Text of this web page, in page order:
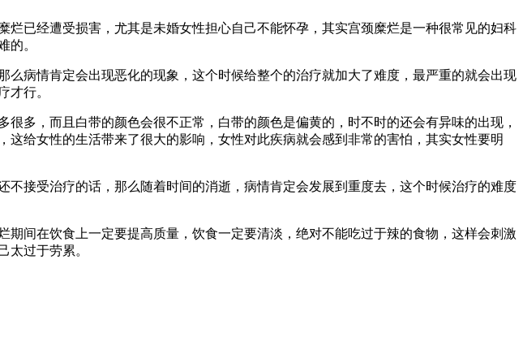
已经遭受损害，尤其是未婚女性担心自己不能怀孕，其实宫颈糜烂是一种很常见的妇科
的。
病情肯定会出现恶化的现象，这个时候给整个的治疗就加大了难度，最严重的就会出现
才行。
，而且白带的颜色会很不正常，白带的颜色是偏黄的，时不时的还会有异味的出现，
给女性的生活带来了很大的影响，女性对此疾病就会感到非常的害怕，其实女性要明
接受治疗的话，那么随着时间的消逝，病情肯定会发展到重度去，这个时候治疗的难度
在饮食上一定要提高质量，饮食一定要清淡，绝对不能吃过于辣的食物，这样会刺激
太过于劳累。